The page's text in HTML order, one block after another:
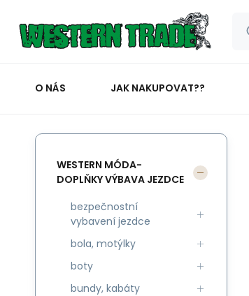
O NÁS JAK NAKUPOVAT??
WESTERN MÓDA-
DOPLŇKY VÝBAVA JEZDCE
bezpečnostní
vybavení jezdce
bola, motýlky
boty
bundy, kabáty